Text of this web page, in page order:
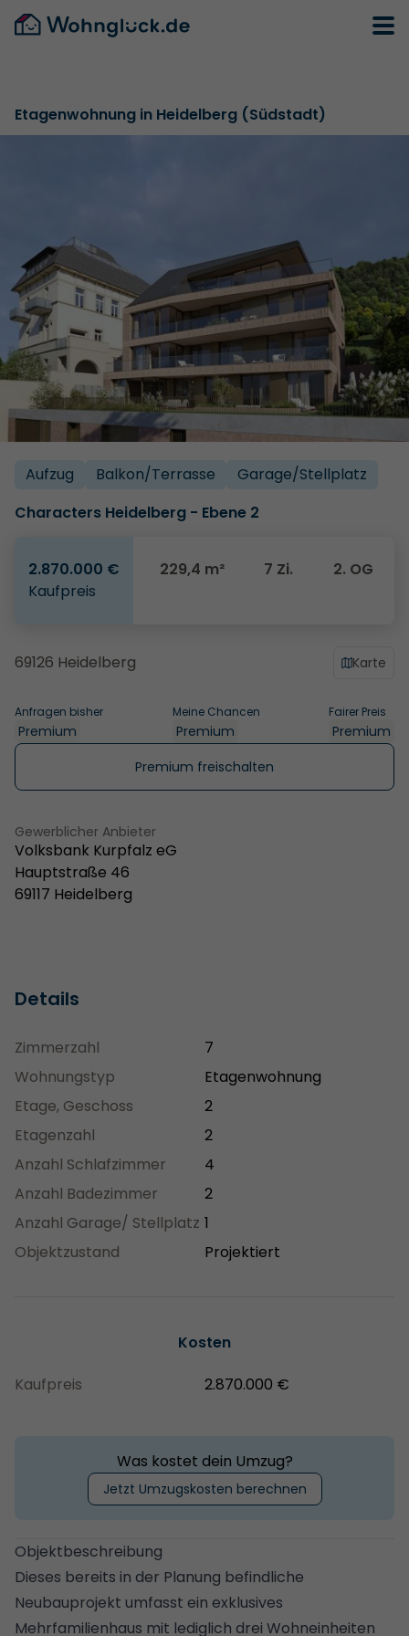
Etagenwohnung in Heidelberg (Südstadt)
Aufzug Balkon/­Terrasse
Garage/­Stellplatz
Characters Heidelberg - Ebene 2
Anfragen bisher
Premium
Meine Chancen
Premium
Fairer Preis
Premium
Premium freischalten
2.870.000 €
Kaufpreis
229,4 m² 7 Zi. 2. OG
69126 Heidelberg Karte
Gewerblicher Anbieter
Volksbank Kurpfalz eG
Hauptstraße 46
69117 Heidelberg
Details
Zimmerzahl
7
Wohnungstyp
Etagenwohnung
Etage, Geschoss
2
Etagenzahl
2
Anzahl Schlafzimmer
4
Anzahl Badezimmer
2
Anzahl Garage/ Stellplatz 1
Objektzustand
Projektiert
Kosten
Kaufpreis
2.870.000 €
Was kostet dein Umzug?
Jetzt Umzugskosten berechnen
Objektbeschreibung
Dieses bereits in der Planung befindliche
Neubauprojekt umfasst ein exklusives
Mehrfamilienhaus mit lediglich drei Wohneinheiten